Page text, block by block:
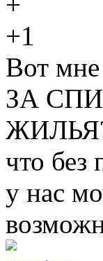
+1
Вот мне
ЗА
что
у нас